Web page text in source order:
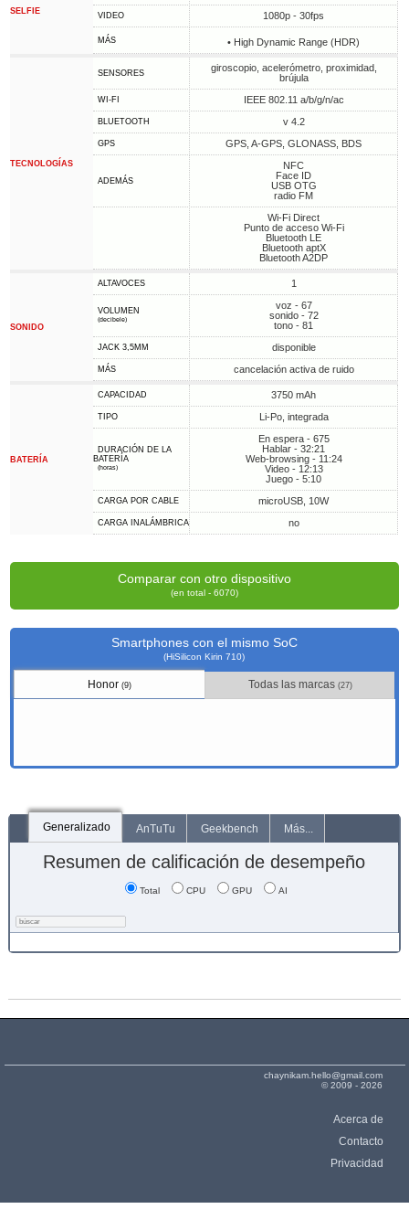
SELFIE VIDEO 1080p - 30fps
MÁS • High Dynamic Range (HDR)
TECNOLOGÍAS
SENSORES
giroscopio, acelerómetro, proximidad,
brújula
WI-FI IEEE 802.11 a/b/g/n/ac
BLUETOOTH v 4.2
GPS GPS, A-GPS, GLONASS, BDS
ADEMÁS
NFC
Face ID
USB OTG
radio FM
Wi-Fi Direct
Punto de acceso Wi-Fi
Bluetooth LE
Bluetooth aptX
Bluetooth A2DP
SONIDO
ALTAVOCES 1
VOLUMEN
(decibele)
voz - 67
sonido - 72
tono - 81
JACK 3,5MM disponible
MÁS cancelación activa de ruido
BATERÍA
CAPACIDAD 3750 mAh
TIPO Li-Po, integrada
DURACIÓN DE LA
BATERÍA
(horas)
En espera - 675
Hablar - 32:21
Web-browsing - 11:24
Video - 12:13
Juego - 5:10
CARGA POR CABLE microUSB, 10W
CARGA INALÁMBRICA no
Comparar con otro dispositivo
(en total - 6070)
Smartphones con el mismo SoC
(HiSilicon Kirin 710)
Honor(9) Todas las marcas (27)
Generalizado AnTuTu Geekbench Más...
Resumen de calificación de desempeño
Total CPU GPU AI
chaynikam.hello@gmail.com
© 2009 - 2026
Acerca de
Contacto
Privacidad